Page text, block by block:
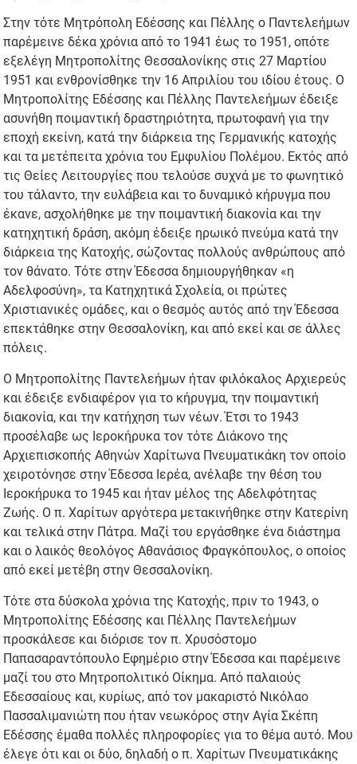
Στην τότε Μητρόπολη Εδέσσης και Πέλλης ο Παντελεήμων
παρέμεινε δέκα χρόνια από το 1941 έως το 1951, οπότε
εξελέγη Μητροπολίτης Θεσσαλονίκης στις 27 Μαρτίου
1951 και ενθρονίσθηκε την 16 Απριλίου του ιδίου έτους. Ο
Μητροπολίτης Εδέσσης και Πέλλης Παντελεήμων έδειξε
ασυνήθη ποιμαντική δραστηριότητα, πρωτοφανή για την
εποχή εκείνη, κατά την διάρκεια της Γερμανικής κατοχής
και τα μετέπειτα χρόνια του Εμφυλίου Πολέμου. Εκτός από
τις Θείες Λειτουργίες που τελούσε συχνά με το φωνητικό
του τάλαντο, την ευλάβεια και το δυναμικό κήρυγμα που
έκανε, ασχολήθηκε με την ποιμαντική διακονία και την
κατηχητική δράση, ακόμη έδειξε ηρωικό πνεύμα κατά την
διάρκεια της Κατοχής, σώζοντας πολλούς ανθρώπους από
τον θάνατο. Τότε στην Έδεσσα δημιουργήθηκαν «η
Αδελφοσύνη», τα Κατηχητικά Σχολεία, οι πρώτες
Χριστιανικές ομάδες, και ο θεσμός αυτός από την Έδεσσα
επεκτάθηκε στην Θεσσαλονίκη, και από εκεί και σε άλλες
πόλεις.
Ο Μητροπολίτης Παντελεήμων ήταν φιλόκαλος Αρχιερεύς
και έδειξε ενδιαφέρον για το κήρυγμα, την ποιμαντική
διακονία, και την κατήχηση των νέων. Έτσι το 1943
προσέλαβε ως Ιεροκήρυκα τον τότε Διάκονο της
Αρχιεπισκοπής Αθηνών Χαρίτωνα Πνευματικάκη τον οποίο
χειροτόνησε στην Έδεσσα Ιερέα, ανέλαβε την θέση του
Ιεροκήρυκα το 1945 και ήταν μέλος της Αδελφότητας
Ζωής. Ο π. Χαρίτων αργότερα μετακινήθηκε στην Κατερίνη
και τελικά στην Πάτρα. Μαζί του εργάσθηκε ένα διάστημα
και ο λαικός θεολόγος Αθανάσιος Φραγκόπουλος, ο οποίος
από εκεί μετέβη στην Θεσσαλονίκη.
Τότε στα δύσκολα χρόνια της Κατοχής, πριν το 1943, ο
Μητροπολίτης Εδέσσης και Πέλλης Παντελεήμων
προσκάλεσε και διόρισε τον π. Χρυσόστομο
Παπασαραντόπουλο Εφημέριο στην Έδεσσα και παρέμεινε
μαζί του στο Μητροπολιτικό Οίκημα. Από παλαιούς
Εδεσσαίους και, κυρίως, από τον μακαριστό Νικόλαο
Πασσαλιμανιώτη που ήταν νεωκόρος στην Αγία Σκέπη
Εδέσσης έμαθα πολλές πληροφορίες για το θέμα αυτό. Μου
έλεγε ότι και οι δύο, δηλαδή ο π. Χαρίτων Πνευματικάκης